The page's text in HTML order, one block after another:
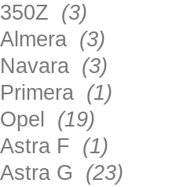
350Z (3)
Almera (3)
Navara (3)
Primera (1)
Opel (19)
Astra F (1)
Astra G (23)